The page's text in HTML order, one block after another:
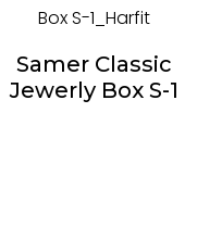
Samer Classic
Jewerly Box S-1